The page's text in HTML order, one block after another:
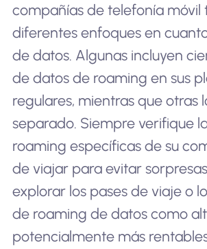
compañías de telefonía móvil
diferentes enfoques en
de datos. Algunas incluyen
de datos de roaming en sus
regulares, mientras que otras
separado. Siempre verifique
roaming específicas de su
de viajar para evitar
explorar los pases de viaje o
de roaming de datos como
potencialmente más